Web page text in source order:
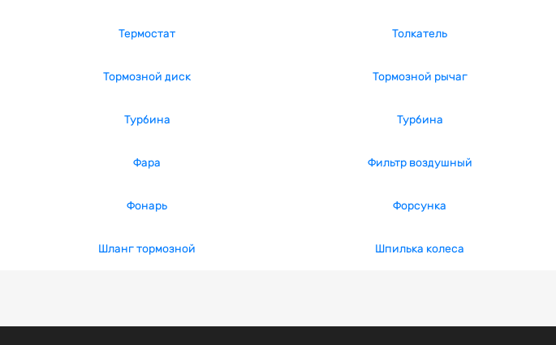
Термостат Толкатель
Тормозной диск Тормозной рычаг
Турбина Турбина
Фара Фильтр воздушный
Фонарь Форсунка
Шланг тормозной Шпилька колеса